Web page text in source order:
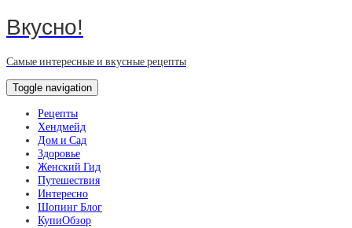
Вкусно!
Самые интересные и вкусные рецепты
Toggle navigation
Рецепты
Хендмейд
Дом и Сад
Здоровье
Женский Гид
Путешествия
Интересно
Шопинг Блог
КупиОбзор